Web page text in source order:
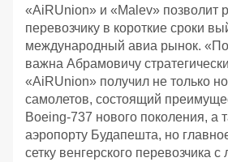
«AiRUnion» и «Malev» позволит
перевозчику в короткие сроки
международный авиа рынок.
важна Абрамовичу
«AiRUnion» получил не только
самолетов, состоящий
Boeing-737 нового поколения, а
аэропорту Будапешта, но
сетку венгерского перевозчика